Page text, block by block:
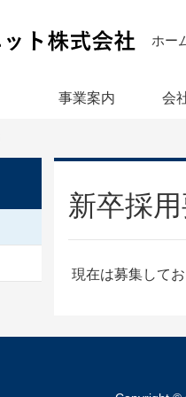
事業案内 会
ホー
新卒採
現在は募集して